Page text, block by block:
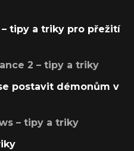
tipy a triky pro přežití
2 – tipy a triky
postavit démonům v
– tipy a triky